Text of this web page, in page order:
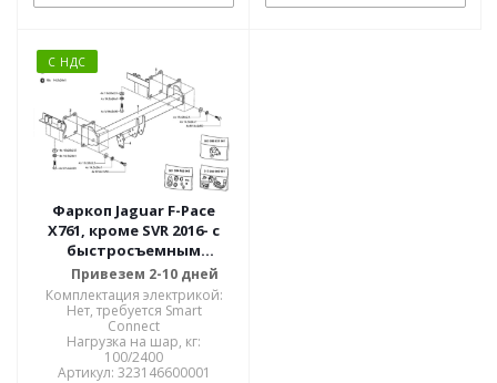
С НДС
Фаркоп Jaguar F-Pace
X761, кроме SVR 2016- с
быстросъемным
вертикальным
креплением шара на
ключе 323146600001
Привезем 2-10 дней
Комплектация электрикой:
Нет, требуется Smart
Connect
Нагрузка на шар, кг:
100/2400
Артикул: 323146600001